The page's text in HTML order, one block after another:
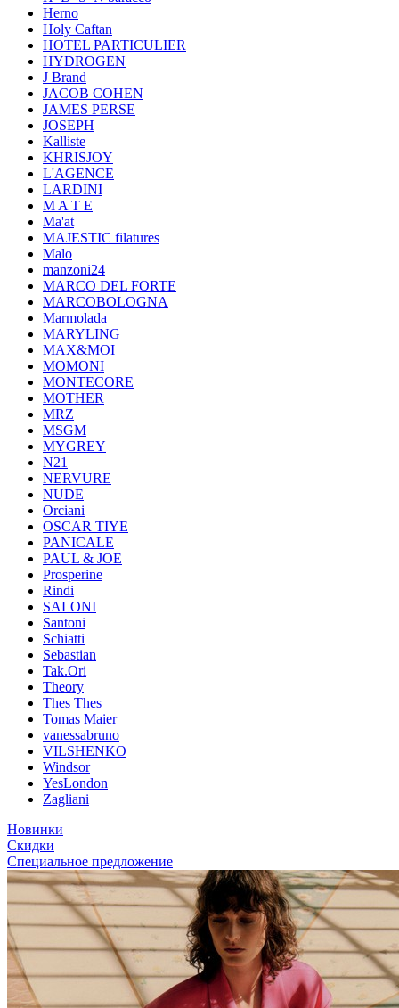
Herno
Holy Caftan
HOTEL PARTICULIER
HYDROGEN
J Brand
JACOB COHEN
JAMES PERSE
JOSEPH
Kalliste
KHRISJOY
L'AGENCE
LARDINI
M A T E
Ma'at
MAJESTIC filatures
Malo
manzoni24
MARCO DEL FORTE
MARCOBOLOGNA
Marmolada
MARYLING
MAX&MOI
MOMONI
MONTECORE
MOTHER
MRZ
MSGM
MYGREY
N21
NERVURE
NUDE
Orciani
OSCAR TIYE
PANICALE
PAUL & JOE
Prosperine
Rindi
SALONI
Santoni
Schiatti
Sebastian
Tak.Ori
Theory
Thes Thes
Tomas Maier
vanessabruno
VILSHENKO
Windsor
YesLondon
Zagliani
Новинки
Скидки
Специальное предложение